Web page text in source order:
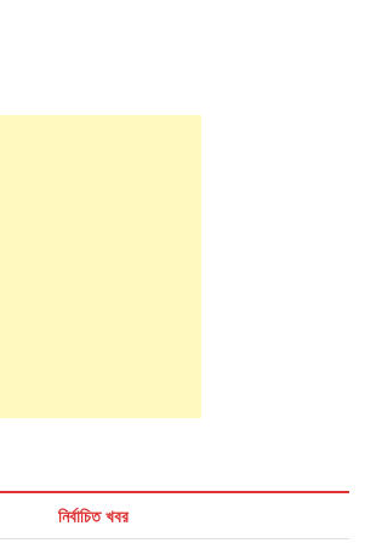
নির্বাচিত খবর